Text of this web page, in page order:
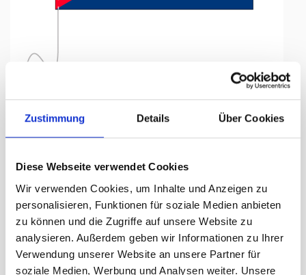
Zustimmung Details Über Cookies
Diese Webseite verwendet Cookies
Wir verwenden Cookies, um Inhalte und Anzeigen zu
personalisieren, Funktionen für soziale Medien anbieten
zu können und die Zugriffe auf unsere Website zu
analysieren. Außerdem geben wir Informationen zu Ihrer
Verwendung unserer Website an unsere Partner für
soziale Medien, Werbung und Analysen weiter. Unsere
Tischfähnli, inkl.Kordel
Kuba, 15 x 22.5 cm
Lieferzeit Tage: ca. 5-7 Arbeitstage
16.50 CHF